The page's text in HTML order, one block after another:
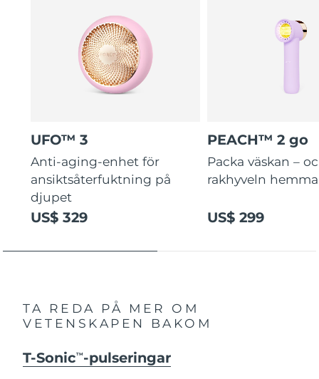
UFO™ 3
Anti-aging-enhet för
ansiktsåterfuktning på
djupet
US$ 329
PEACH™ 2 go
Packa väskan –
rakhyveln
US$ 299
TA REDA PÅ MER OM
VETENSKAPEN BAKOM
T-SonicTM -pulseringar